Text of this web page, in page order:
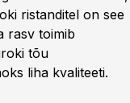
ristanditel on see
rasv toimib
tõu
liha kvaliteeti.